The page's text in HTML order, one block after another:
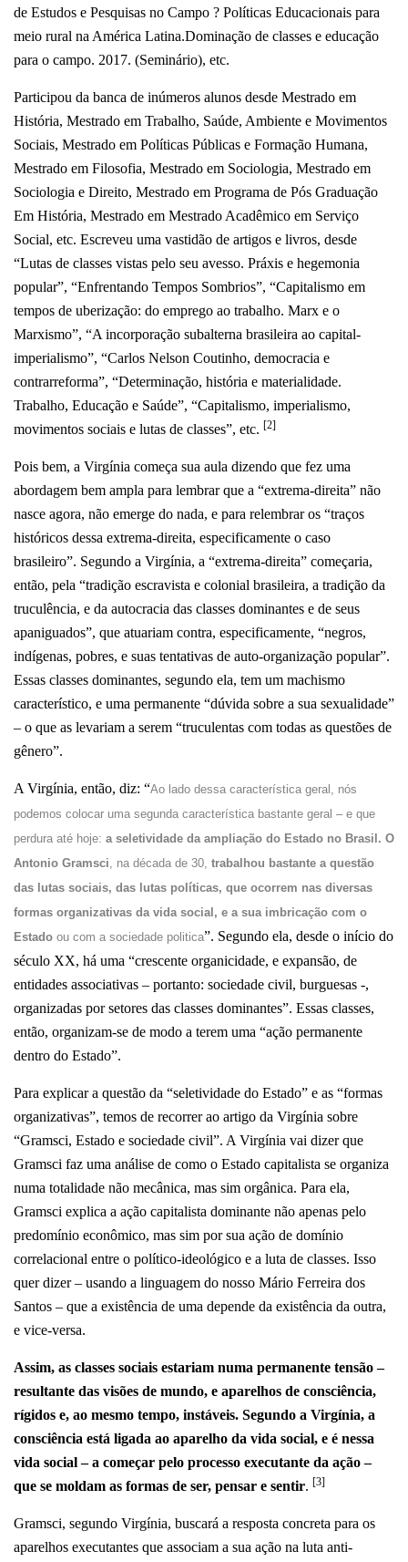
de Estudos e Pesquisas no Campo ? Políticas Educacionais para
meio rural na América Latina.Dominação de classes e educação
para o campo. 2017. (Seminário), etc.
Participou da banca de inúmeros alunos desde Mestrado em
História, Mestrado em Trabalho, Saúde, Ambiente e Movimentos
Sociais, Mestrado em Políticas Públicas e Formação Humana,
Mestrado em Filosofia, Mestrado em Sociologia, Mestrado em
Sociologia e Direito, Mestrado em Programa de Pós Graduação
Em História, Mestrado em Mestrado Acadêmico em Serviço
Social, etc. Escreveu uma vastidão de artigos e livros, desde
“Lutas de classes vistas pelo seu avesso. Práxis e hegemonia
popular”, “Enfrentando Tempos Sombrios”, “Capitalismo em
tempos de uberização: do emprego ao trabalho. Marx e o
Marxismo”, “A incorporação subalterna brasileira ao capital-
imperialismo”, “Carlos Nelson Coutinho, democracia e
contrarreforma”, “Determinação, história e materialidade.
Trabalho, Educação e Saúde”, “Capitalismo, imperialismo,
movimentos sociais e lutas de classes”, etc. [2]
Pois bem, a Virgínia começa sua aula dizendo que fez uma
abordagem bem ampla para lembrar que a “extrema-direita” não
nasce agora, não emerge do nada, e para relembrar os “traços
históricos dessa extrema-direita, especificamente o caso
brasileiro”. Segundo a Virgínia, a “extrema-direita” começaria,
então, pela “tradição escravista e colonial brasileira, a tradição da
truculência, e da autocracia das classes dominantes e de seus
apaniguados”, que atuariam contra, especificamente, “negros,
indígenas, pobres, e suas tentativas de auto-organização popular”.
Essas classes dominantes, segundo ela, tem um machismo
característico, e uma permanente “dúvida sobre a sua sexualidade”
– o que as levariam a serem “truculentas com todas as questões de
gênero”.
A Virgínia, então, diz: “Ao lado dessa característica geral, nós
podemos colocar uma segunda característica bastante geral – e que
perdura até hoje: a seletividade da ampliação do Estado no Brasil. O
Antonio Gramsci , na década de 30, trabalhou bastante a questão
das lutas sociais, das lutas políticas, que ocorrem nas diversas
formas organizativas da vida social, e a sua imbricação com o
Estado ou com a sociedade politica”. Segundo ela, desde o início do
século XX, há uma “crescente organicidade, e expansão, de
entidades associativas – portanto: sociedade civil, burguesas -,
organizadas por setores das classes dominantes”. Essas classes,
então, organizam-se de modo a terem uma “ação permanente
dentro do Estado”.
Para explicar a questão da “seletividade do Estado” e as “formas
organizativas”, temos de recorrer ao artigo da Virgínia sobre
“Gramsci, Estado e sociedade civil”. A Virgínia vai dizer que
Gramsci faz uma análise de como o Estado capitalista se organiza
numa totalidade não mecânica, mas sim orgânica. Para ela,
Gramsci explica a ação capitalista dominante não apenas pelo
predomínio econômico, mas sim por sua ação de domínio
correlacional entre o político-ideológico e a luta de classes. Isso
quer dizer – usando a linguagem do nosso Mário Ferreira dos
Santos – que a existência de uma depende da existência da outra,
e vice-versa.
Assim, as classes sociais estariam numa permanente tensão –
resultante das visões de mundo, e aparelhos de consciência,
rígidos e, ao mesmo tempo, instáveis. Segundo a Virgínia, a
consciência está ligada ao aparelho da vida social, e é nessa
vida social – a começar pelo processo executante da ação –
que se moldam as formas de ser, pensar e sentir. [3]
Gramsci, segundo Virgínia, buscará a resposta concreta para os
aparelhos executantes que associam a sua ação na luta anti-